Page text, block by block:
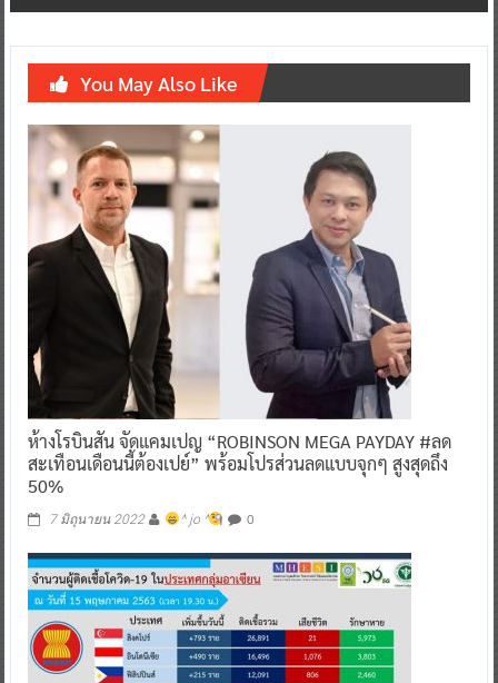
You May Also Like
ห้างโรบินสัน จัดแคมเปญ “ROBINSON MEGA PAYDAY #ลด
สะเทือนเดือนนี้ต้องเปย์” พร้อมโปรส่วนลดแบบจุกๆ สูงสุดถึง
50%
7 มิถุนายน 2022 ^ jo ^ 0